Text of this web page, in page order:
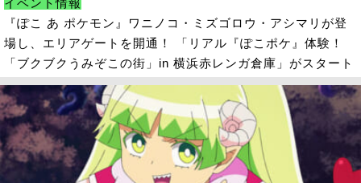
『ぽこ あ ポケモン』ワニノコ・ミズゴロウ・アシマリが登
場し、エリアゲートを開通！ 「リアル『ぽこポケ』体験！
「ブクブクうみぞこの街」in 横浜赤レンガ倉庫」がスタート